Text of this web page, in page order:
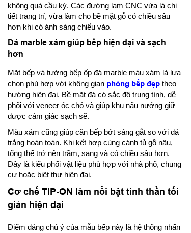
không quá cầu kỳ. Các đường lam CNC vừa là chi
tiết trang trí, vừa làm cho bề mặt gỗ có chiều sâu
hơn khi có ánh sáng chiếu vào.
Đá marble xám giúp bếp hiện đại và sạch
hơn
Mặt bếp và tường bếp ốp đá marble màu xám là lựa
chọn phù hợp với không gian phòng bếp đẹp theo
hướng hiện đại. Bề mặt đá có sắc độ trung tính, dễ
phối với veneer óc chó và giúp khu nấu nướng giữ
được cảm giác sạch sẽ.
Màu xám cũng giúp căn bếp bớt sáng gắt so với đá
trắng hoàn toàn. Khi kết hợp cùng cánh tủ gỗ nâu,
tổng thể trở nên trầm, sang và có chiều sâu hơn.
Đây là kiểu phối vật liệu phù hợp với nhà phố, chung
cư hoặc biệt thự hiện đại.
Cơ chế TIP-ON làm nổi bật tinh thần tối
giản hiện đại
Điểm đáng chú ý của mẫu bếp này là hệ thống nhấn